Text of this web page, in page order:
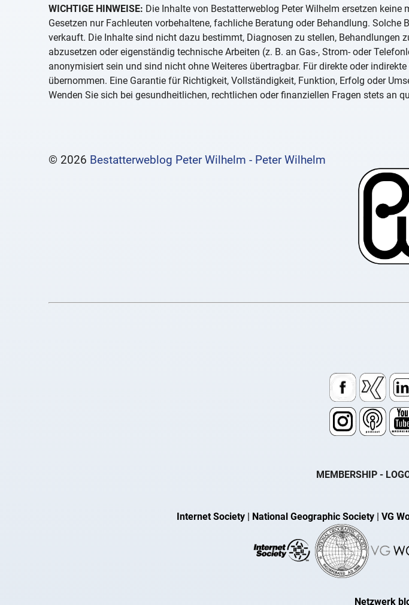
WICHTIGE HINWEISE: Die Inhalte von Bestatterweblog Peter Wilhelm ersetzen
Gesetzen nur Fachleuten vorbehaltene, fachliche Beratung oder Behandlung.
verkauft. Die Inhalte sind nicht dazu bestimmt, Diagnosen zu stellen, Behandlungen
abzusetzen oder eigenständig technische Arbeiten (z. B. an Gas-, Strom- oder
anonymisiert sein und sind nicht ohne Weiteres übertragbar. Für direkte oder
übernommen. Eine Garantie für Richtigkeit, Vollständigkeit, Funktion, Erfolg oder
Wenden Sie sich bei gesundheitlichen, rechtlichen oder finanziellen Fragen stets an
© 2026 Bestatterweblog Peter Wilhelm - Peter Wilhelm
MEMBERSHIP -
Internet Society | National Geographic Society | VG
Netzwerk